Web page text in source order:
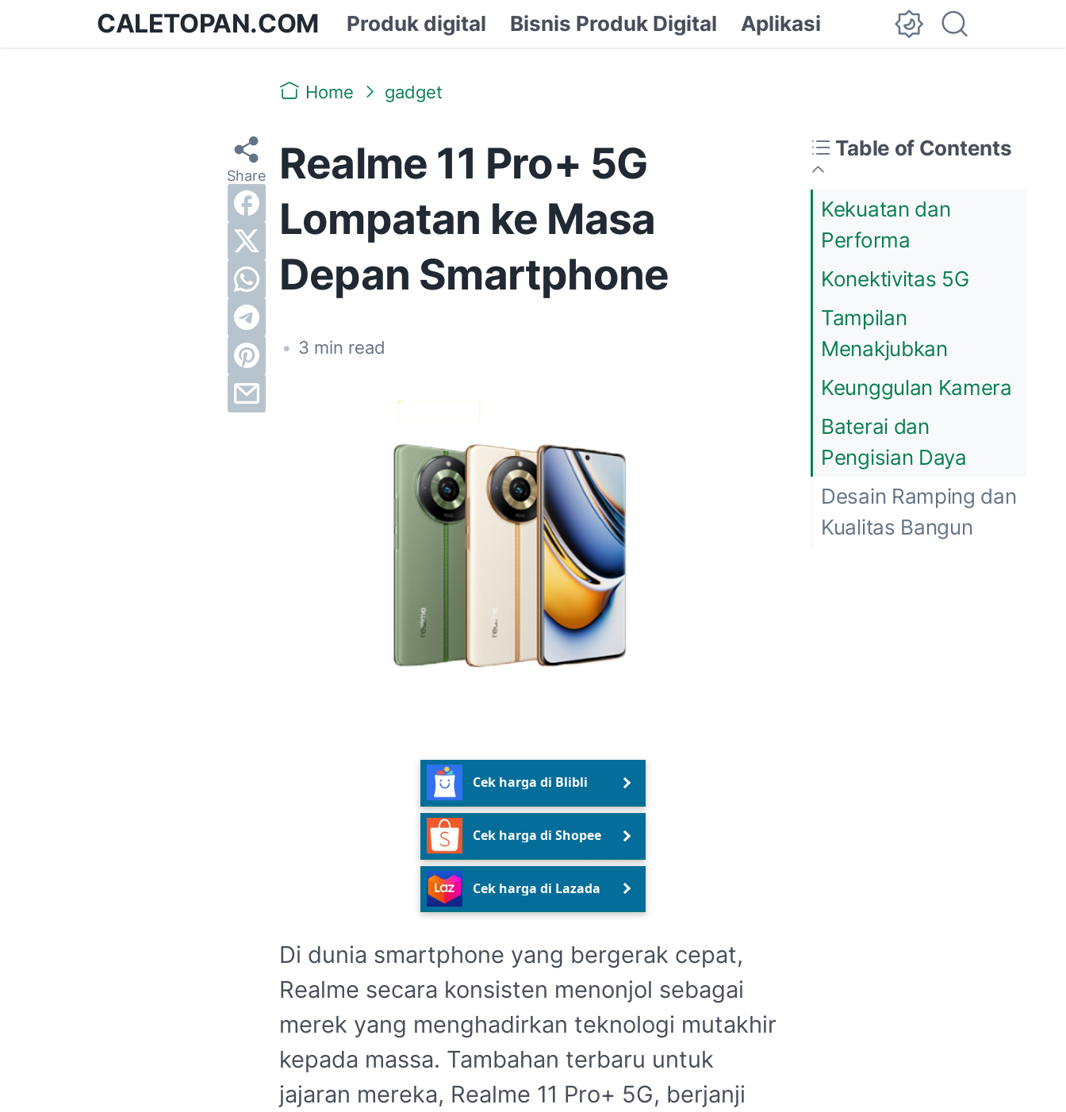
CALETOPAN.COM Produk digital Bisnis Produk Digital Aplikasi
Home gadget
Realme 11 Pro+ 5G
Lompatan ke Masa
Depan Smartphone
• 3 min read
Table of Contents
Kekuatan dan
Performa
Konektivitas 5G
Tampilan
Menakjubkan
Keunggulan Kamera
Baterai dan
Pengisian Daya
Desain Ramping dan
Kualitas Bangun
Cek harga di Blibli
Cek harga di Shopee
Cek harga di Lazada
Di dunia smartphone yang bergerak cepat,
Realme secara konsisten menonjol sebagai
merek yang menghadirkan teknologi mutakhir
kepada massa. Tambahan terbaru untuk
jajaran mereka, Realme 11 Pro+ 5G, berjanji